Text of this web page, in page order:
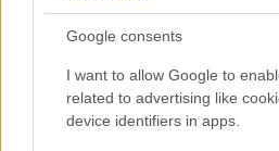
Google consents
I want to allow Google to
related to advertising like
device identifiers in apps.